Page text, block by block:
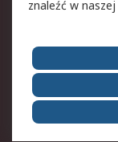
O firmie RS
Kariera
ESG
znaleźć w naszej